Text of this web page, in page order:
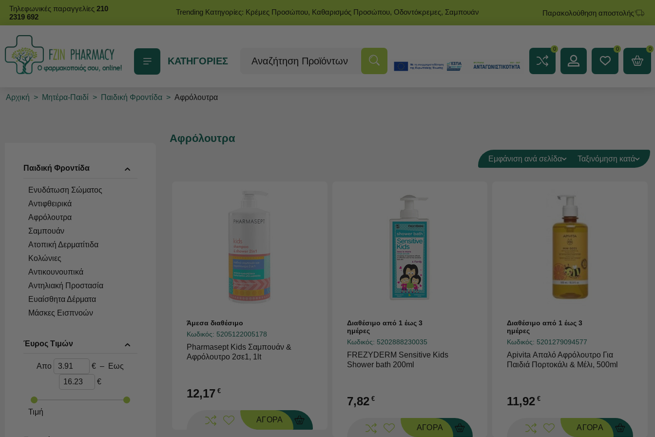
Τηλεφωνικές παραγγελίες 210
2319 692
Trending Κατηγορίες: Κρέμες Προσώπου, Καθαρισμός Προσώπου, Οδοντόκρεμες, Σαμπουάν Παρακολούθηση αποστολής
ΚΑΤΗΓΟΡΙΕΣ
0 0 0
Αρχική > Μητέρα-Παιδί > Παιδική Φροντίδα > Αφρόλουτρα
Παιδική Φροντίδα
Eνυδάτωση Σώματος
Αντιφθειρικά
Αφρόλουτρα
Σαμπουάν
Ατοπική Δερματίτιδα
Κολώνιες
Αντικουνουπικά
Αντηλιακή Προστασία
Ευαίσθητα Δέρματα
Μάσκες Εισπνοών
Παιδική Ακμή
Χτένα για ψείρες
Καθαρισμός
Conditioners
Styling
Έυρος Τιμών
Απο € –
Εως
€
Τιμή
Αφρόλουτρα
Εμφάνιση ανά σελίδα Ταξινόμηση κατά
Άμεσα διαθέσιμο
Κωδικός: 5205122005178
Pharmasept Kids Σαμπουάν &
Αφρόλουτρο 2σε1, 1lt
12,17 €
ΑΓΟΡΑ
Διαθέσιμο από 1 έως 3
ημέρες
Κωδικός: 5202888230035
FREZYDERM Sensitive Kids
Shower bath 200ml
7,82 €
ΑΓΟΡΑ
Διαθέσιμο από 1 έως 3
ημέρες
Κωδικός: 5201279094577
Apivita Απαλό Αφρόλουτρο Για
Παιδιά Πορτοκάλι & Μέλι, 500ml
11,92 €
ΑΓΟΡΑ